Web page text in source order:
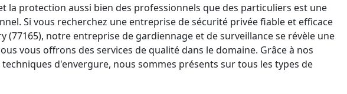
la protection aussi bien des professionnels que des particuliers est une
Si vous recherchez une entreprise de sécurité privée fiable et efficace
(77165), notre entreprise de gardiennage et de surveillance se révèle une
vous offrons des services de qualité dans le domaine. Grâce à nos
d'envergure, nous sommes présents sur tous les types de